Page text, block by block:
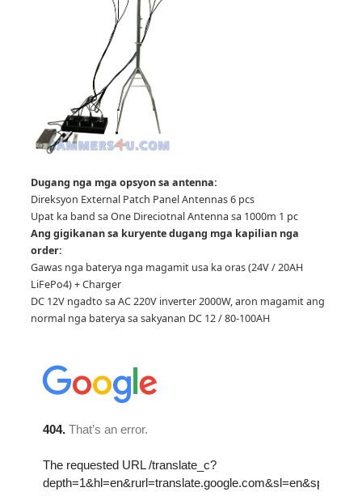
Dugang nga mga opsyon sa antenna:
Direksyon External Patch Panel Antennas 6 pcs
Upat ka band sa One Direciotnal Antenna sa 1000m 1 pc
Ang gigikanan sa kuryente dugang mga kapilian nga
order:
Gawas nga baterya nga magamit usa ka oras (24V / 20AH
LiFePo4) + Charger
DC 12V ngadto sa AC 220V inverter 2000W, aron magamit ang
normal nga baterya sa sakyanan DC 12 / 80-100AH